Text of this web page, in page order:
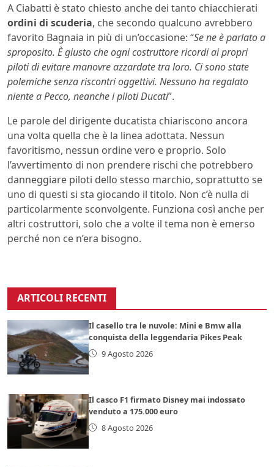
A Ciabatti è stato chiesto anche dei tanto chiacchierati
ordini di scuderia, che secondo qualcuno avrebbero
favorito Bagnaia in più di un’occasione: “Se ne è parlato a
sproposito. È giusto che ogni costruttore ricordi ai propri
piloti di evitare manovre azzardate tra loro. Ci sono state
polemiche senza riscontri oggettivi. Nessuno ha regalato
niente a Pecco, neanche i piloti Ducati”.
Le parole del dirigente ducatista chiariscono ancora
una volta quella che è la linea adottata. Nessun
favoritismo, nessun ordine vero e proprio. Solo
l’avvertimento di non prendere rischi che potrebbero
danneggiare piloti dello stesso marchio, soprattutto se
uno di questi si sta giocando il titolo. Non c’è nulla di
particolarmente sconvolgente. Funziona così anche per
altri costruttori, solo che a volte il tema non è emerso
perché non ce n’era bisogno.
ARTICOLI RECENTI
Il casello tra le nuvole: Mini e Bmw alla
conquista della leggendaria Pikes Peak
9 Agosto 2026
Il casco F1 firmato Disney mai indossato
venduto a 175.000 euro
8 Agosto 2026